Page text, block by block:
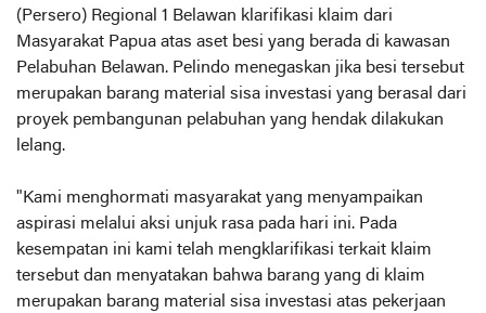
(Persero) Regional 1 Belawan klarifikasi klaim dari
Masyarakat Papua atas aset besi yang berada di kawasan
Pelabuhan Belawan. Pelindo menegaskan jika besi tersebut
merupakan barang material sisa investasi yang berasal dari
proyek pembangunan pelabuhan yang hendak dilakukan
lelang.
"Kami menghormati masyarakat yang menyampaikan
aspirasi melalui aksi unjuk rasa pada hari ini. Pada
kesempatan ini kami telah mengklarifikasi terkait klaim
tersebut dan menyatakan bahwa barang yang di klaim
merupakan barang material sisa investasi atas pekerjaan